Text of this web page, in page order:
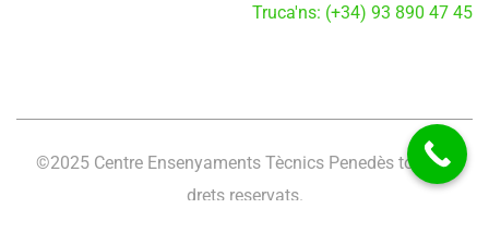
Truca'ns: (+34) 93 890 47 45
©2025 Centre Ensenyaments Tècnics Penedès tots els
drets reservats.